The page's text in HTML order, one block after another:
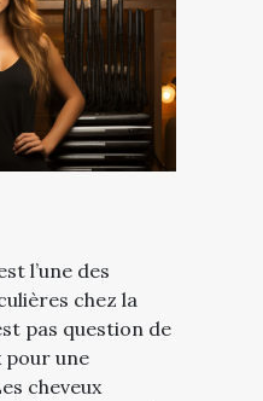
l’une des
chez la
pas question de
pour une
cheveux